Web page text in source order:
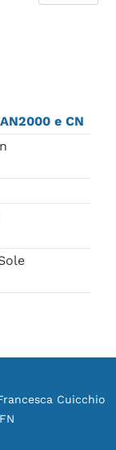
e CN
Cuicchio